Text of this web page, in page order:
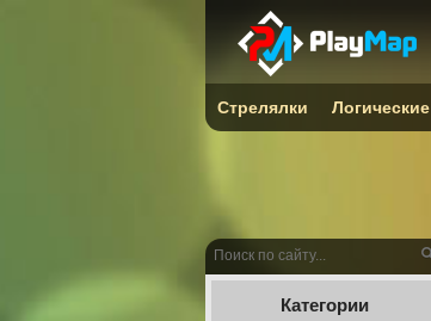
Категории
Стрелялки Логические